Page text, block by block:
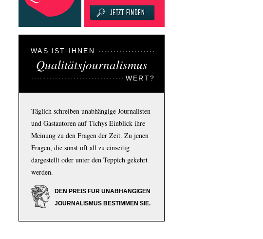
WAS IST IHNEN
Qualitätsjournalismus
WERT?
Täglich schreiben unabhängige Journalisten
und Gastautoren auf Tichys Einblick ihre
Meinung zu den Fragen der Zeit. Zu jenen
Fragen, die sonst oft all zu einseitig
dargestellt oder unter den Teppich gekehrt
werden.
DEN PREIS FÜR UNABHÄNGIGEN
JOURNALISMUS BESTIMMEN SIE.